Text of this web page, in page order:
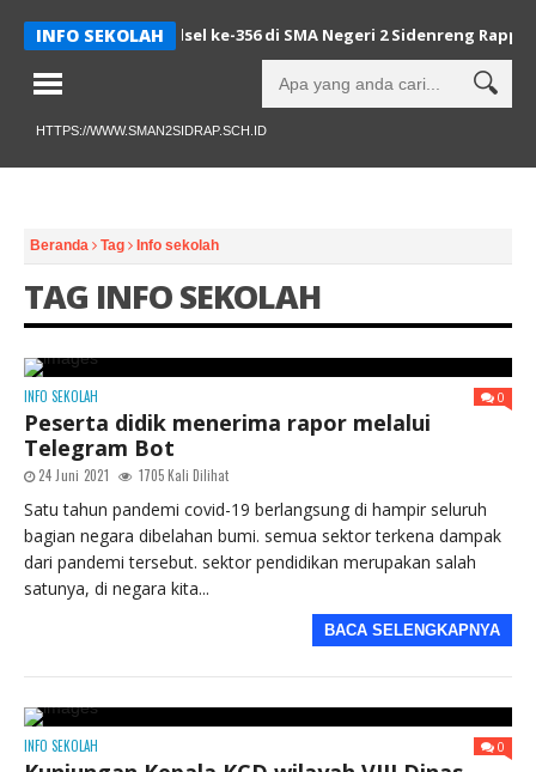
INFO SEKOLAH
Warnai HUT Sulsel ke-356 di SMA Negeri 2 Sidenreng Rappang
HTTPS://WWW.SMAN2SIDRAP.SCH.ID
Beranda Tag Info sekolah
TAG INFO SEKOLAH
INFO SEKOLAH 0
Peserta didik menerima rapor melalui
Telegram Bot
24 Juni 2021 1705 Kali Dilihat
Satu tahun pandemi covid-19 berlangsung di hampir seluruh
bagian negara dibelahan bumi. semua sektor terkena dampak
dari pandemi tersebut. sektor pendidikan merupakan salah
satunya, di negara kita...
BACA SELENGKAPNYA
INFO SEKOLAH 0